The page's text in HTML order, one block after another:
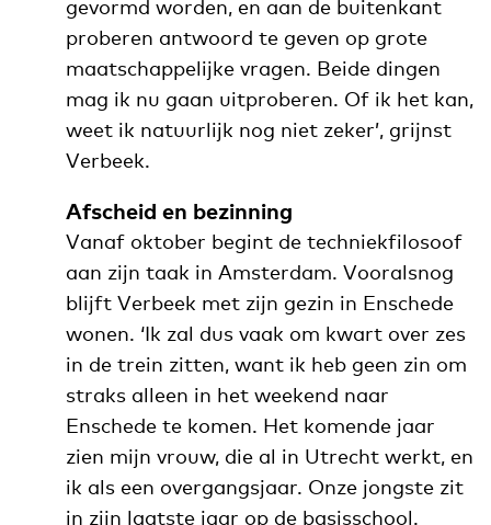
gevormd worden, en aan de buitenkant
proberen antwoord te geven op grote
maatschappelijke vragen. Beide dingen
mag ik nu gaan uitproberen. Of ik het kan,
weet ik natuurlijk nog niet zeker’, grijnst
Verbeek.
Afscheid en bezinning
Vanaf oktober begint de techniekfilosoof
aan zijn taak in Amsterdam. Vooralsnog
blijft Verbeek met zijn gezin in Enschede
wonen. ‘Ik zal dus vaak om kwart over zes
in de trein zitten, want ik heb geen zin om
straks alleen in het weekend naar
Enschede te komen. Het komende jaar
zien mijn vrouw, die al in Utrecht werkt, en
ik als een overgangsjaar. Onze jongste zit
in zijn laatste jaar op de basisschool.